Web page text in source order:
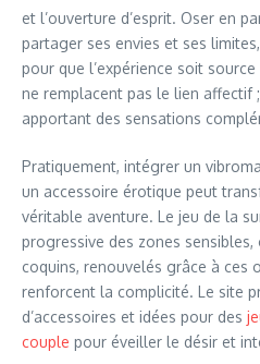
et l’ouverture d’esprit. Oser en
partager ses envies et ses
pour que l’expérience soit
ne remplacent pas le lien affectif
apportant des sensations
Pratiquement, intégrer un
un accessoire érotique peut
véritable aventure. Le jeu de la
progressive des zones
coquins, renouvelés grâce à ces
renforcent la complicité. Le site
d’accessoires et idées pour des
couple pour éveiller le désir et